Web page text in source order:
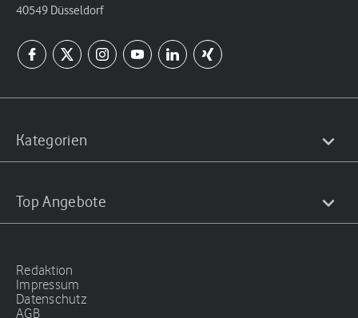
40549 Düsseldorf
Kategorien
Top Angebote
Redaktion
Impressum
Datenschutz
AGB